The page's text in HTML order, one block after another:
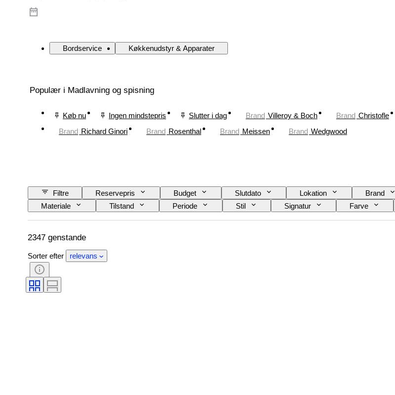
Bordservice Køkkenudstyr & Apparater
Populær i Madlavning og spisning
Køb nu Ingen mindstepris Slutter i dag Brand Villeroy & Boch Brand Christofle
Brand Richard Ginori Brand Rosenthal Brand Meissen Brand Wedgwood
Filtre Reservepris Budget Slutdato Lokation Brand
Materiale
Tilstand Periode Stil Signatur Farve
Dekor
Kunstner Original/ kopi Solgt af Skaber Model
2347 genstande
Sorter efter relevans